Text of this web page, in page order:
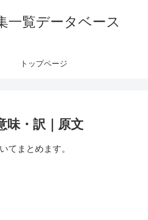
一覧データベース
トップページ
味・訳｜原文
てまとめます。